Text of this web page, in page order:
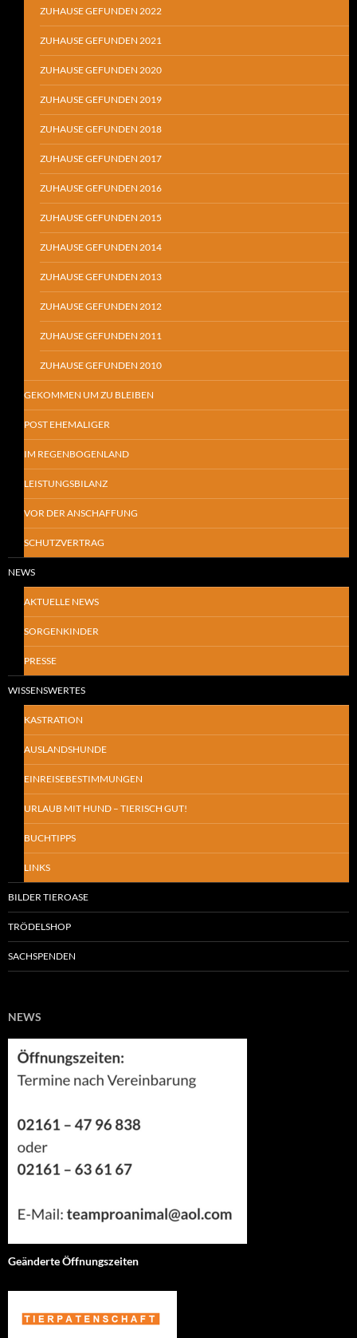
ZUHAUSE GEFUNDEN 2022
ZUHAUSE GEFUNDEN 2021
ZUHAUSE GEFUNDEN 2020
ZUHAUSE GEFUNDEN 2019
ZUHAUSE GEFUNDEN 2018
ZUHAUSE GEFUNDEN 2017
ZUHAUSE GEFUNDEN 2016
ZUHAUSE GEFUNDEN 2015
ZUHAUSE GEFUNDEN 2014
ZUHAUSE GEFUNDEN 2013
ZUHAUSE GEFUNDEN 2012
ZUHAUSE GEFUNDEN 2011
ZUHAUSE GEFUNDEN 2010
GEKOMMEN UM ZU BLEIBEN
POST EHEMALIGER
IM REGENBOGENLAND
LEISTUNGSBILANZ
VOR DER ANSCHAFFUNG
SCHUTZVERTRAG
NEWS
AKTUELLE NEWS
SORGENKINDER
PRESSE
WISSENSWERTES
KASTRATION
AUSLANDSHUNDE
EINREISEBESTIMMUNGEN
URLAUB MIT HUND – TIERISCH GUT!
BUCHTIPPS
LINKS
BILDER TIEROASE
TRÖDELSHOP
SACHSPENDEN
NEWS
Geänderte Öffnungszeiten